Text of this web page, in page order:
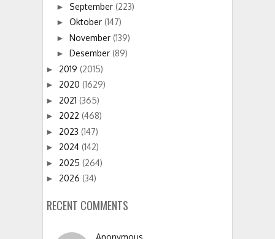
► September (223)
► Oktober (147)
► November (139)
► Desember (89)
► 2019 (2015)
► 2020 (1629)
► 2021 (365)
► 2022 (468)
► 2023 (147)
► 2024 (142)
► 2025 (264)
► 2026 (34)
RECENT COMMENTS